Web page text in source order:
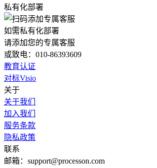
私有化部署
如需私有化部署
请添加您的专属客服
或致电：010-86393609
教育认证
对标Visio
关于
关于我们
加入我们
服务条款
隐私政策
联系
邮箱：support@processon.com